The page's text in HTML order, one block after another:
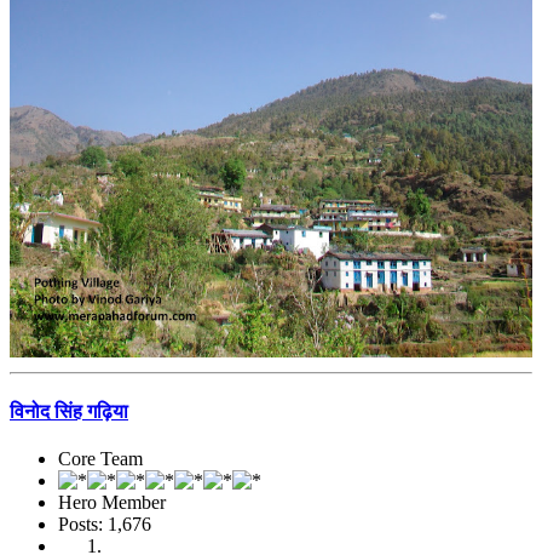
विनोद सिंह गढ़िया
Core Team
Hero Member
Posts: 1,676